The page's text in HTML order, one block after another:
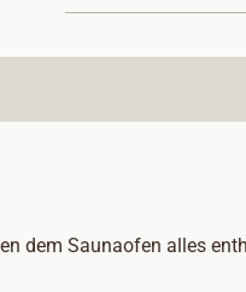
dem Saunaofen alles